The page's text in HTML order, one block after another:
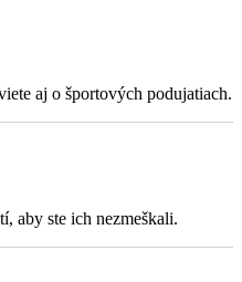
aj o športových podujatiach.
aby ste ich nezmeškali.